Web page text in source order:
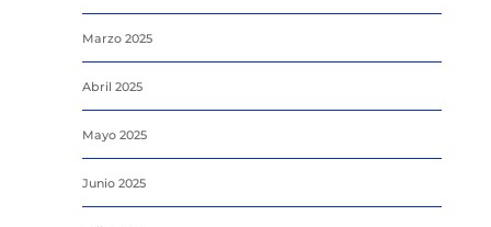
Marzo 2025
Abril 2025
Mayo 2025
Junio 2025